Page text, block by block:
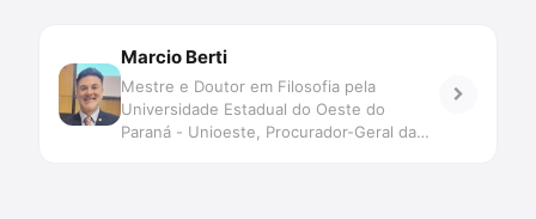
Marcio Berti
Mestre e Doutor em Filosofia pela
Universidade Estadual do Oeste do
Paraná - Unioeste, Procurador-Geral da